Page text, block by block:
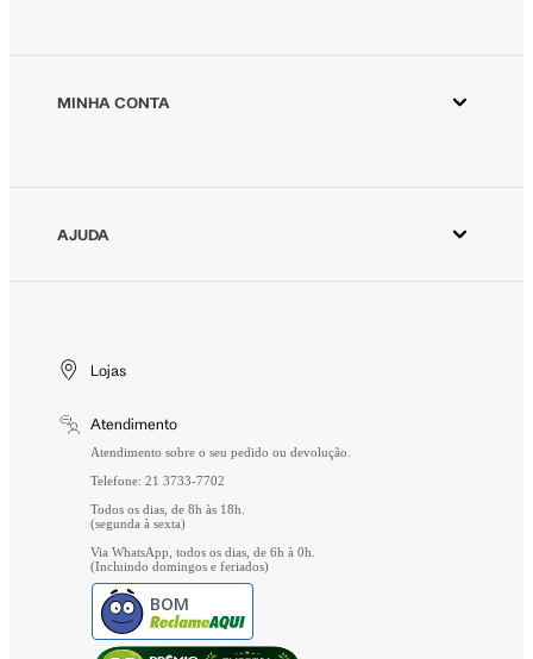
Animale ESG
Trabalhe Conosco
MINHA CONTA
Meus Pedidos
AJUDA
Cuidados Especiais
Perguntas Frequentes
Lojas
Atendimento
Atendimento sobre o seu pedido ou devolução.
Telefone: 21 3733-7702
Todos os dias, de 8h às 18h.
(segunda à sexta)
Via WhatsApp, todos os dias, de 6h à 0h.
(Incluindo domingos e feriados)
BOM